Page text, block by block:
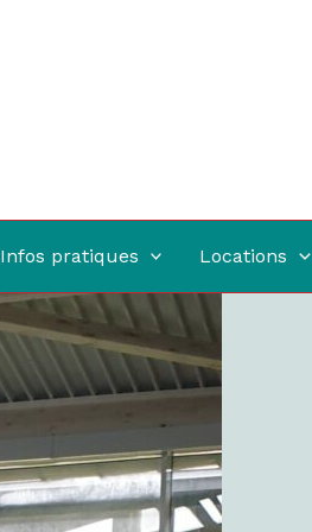
Infos pratiques Locations